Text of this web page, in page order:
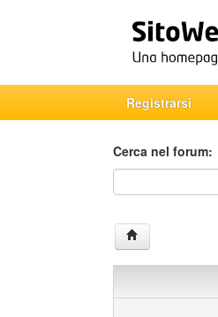
Registrarsi
Cerca nel forum:
Cerca nel forum